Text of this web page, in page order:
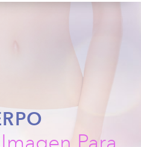
Para
No Quirúrgicos
Antes y
Contáctenos